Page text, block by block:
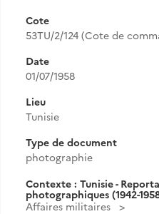
Cote
53TU/2/124 (Cote de
Date
01/07/1958
Lieu
Tunisie
Type de document
photographie
Contexte : Tunisie -
photographiques (1942-
Affaires militaires